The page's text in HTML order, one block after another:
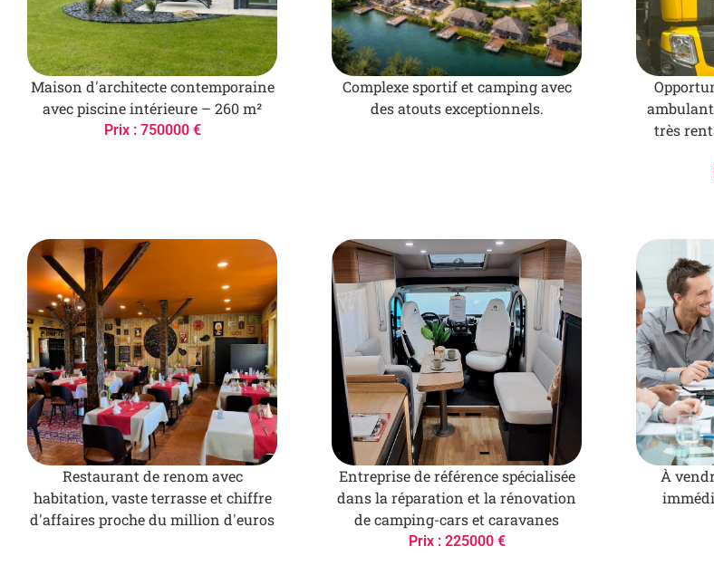
Maison d'architecte contemporaine
avec piscine intérieure – 260 m²
Prix : 750000 €
Complexe sportif et camping avec
des atouts exceptionnels.
très
Restaurant de renom avec
habitation, vaste terrasse et chiffre
d'affaires proche du million d'euros
Entreprise de référence spécialisée
dans la réparation et la rénovation
de camping-cars et caravanes
Prix : 225000 €
À